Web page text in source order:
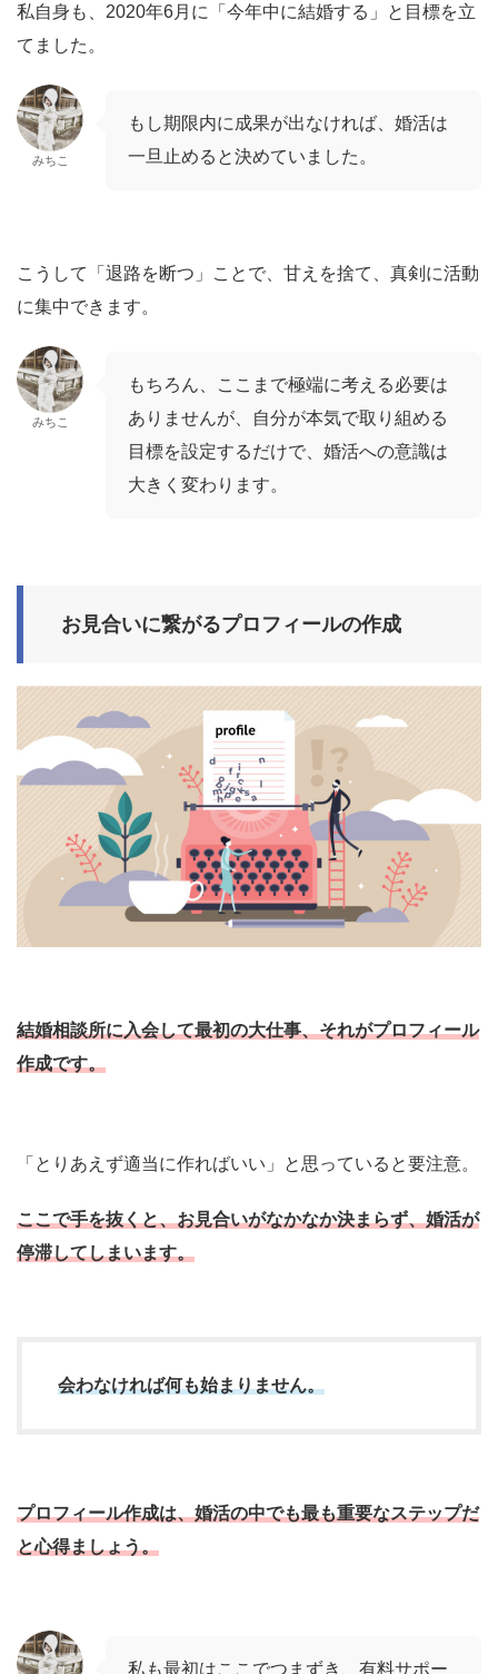
私自身も、2020年6月に「今年中に結婚する」と目標を立
てました。
みちこ
もし期限内に成果が出なければ、婚活は
一旦止めると決めていました。
こうして「退路を断つ」ことで、甘えを捨て、真剣に活動
に集中できます。
みちこ
もちろん、ここまで極端に考える必要は
ありませんが、自分が本気で取り組める
目標を設定するだけで、婚活への意識は
大きく変わります。
お見合いに繋がるプロフィールの作成
結婚相談所に入会して最初の大仕事、それがプロフィール
作成です。
「とりあえず適当に作ればいい」と思っていると要注意。
ここで手を抜くと、お見合いがなかなか決まらず、婚活が
停滞してしまいます。
会わなければ何も始まりません。
プロフィール作成は、婚活の中でも最も重要なステップだ
と心得ましょう。
私も最初はここでつまずき、有料サポー